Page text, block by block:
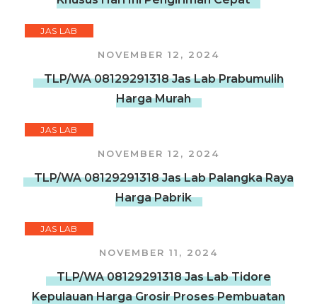
JAS LAB
NOVEMBER 12, 2024
TLP/WA 08129291318 Jas Lab Prabumulih
Harga Murah
JAS LAB
NOVEMBER 12, 2024
TLP/WA 08129291318 Jas Lab Palangka Raya
Harga Pabrik
JAS LAB
NOVEMBER 11, 2024
TLP/WA 08129291318 Jas Lab Tidore
Kepulauan Harga Grosir Proses Pembuatan